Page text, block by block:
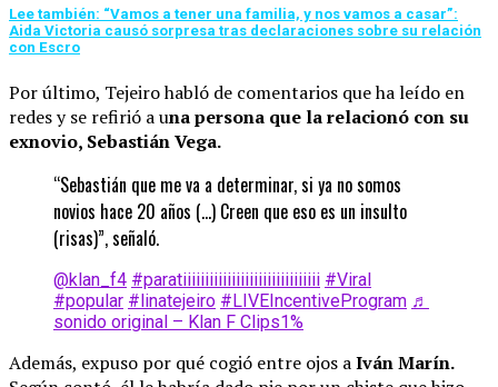
Lee también: “Vamos a tener una familia, y nos vamos a casar”:
Aida Victoria causó sorpresa tras declaraciones sobre su relación
con Escro
Por último, Tejeiro habló de comentarios que ha leído en
redes y se refirió a una persona que la relacionó con su
exnovio, Sebastián Vega.
“Sebastián que me va a determinar, si ya no somos
novios hace 20 años (…) Creen que eso es un insulto
(risas)”, señaló.
@klan_f4 #paratiiiiiiiiiiiiiiiiiiiiiiiiiiiiiii #Viral
#popular #linatejeiro #LIVEIncentiveProgram ♬
sonido original – Klan F Clips1%
Además, expuso por qué cogió entre ojos aIván Marín.